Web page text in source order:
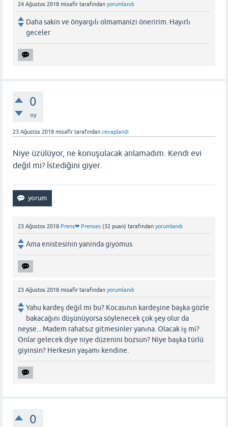
24 Ağustos 2018 misafir tarafından yorumlandı
Daha sakin ve önyargılı olmamanizi öneririm. Hayırlı
geceler
0
oy
23 Ağustos 2018 misafir tarafından cevaplandı
Niye üzülüyor, ne konuşulacak anlamadım. Kendi evi
değil mi? İstediğini giyer.
23 Ağustos 2018 Prens❤ Prenses (32 puan) tarafından yorumlandı
Ama enistesinin yaninda giyomus
23 Ağustos 2018 misafir tarafından yorumlandı
Yahu kardeş değil mi bu? Kocasının kardeşine başka gözle
bakacağını düşünüyorsa söylenecek çok şey olur da
neyse... Madem rahatsız gitmesinler yanına. Olacak iş mi?
Onlar gelecek diye niye düzenini bozsun? Niye başka türlü
giyinsin? Herkesin yaşamı kendine.
0